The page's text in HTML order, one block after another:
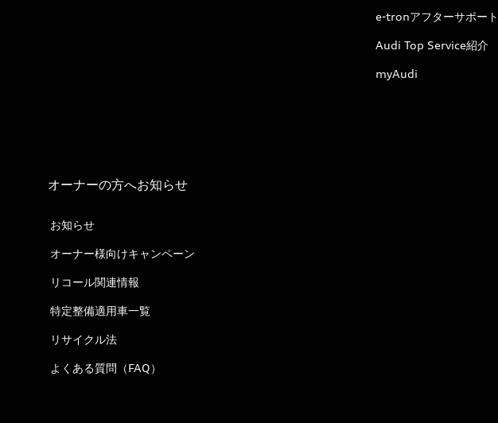
e-tronアフターサポート
Audi Top Service紹介
myAudi
オーナーの方へお知らせ
お知らせ
オーナー様向けキャンペーン
リコール関連情報
特定整備適用車一覧
リサイクル法
よくある質問（FAQ）